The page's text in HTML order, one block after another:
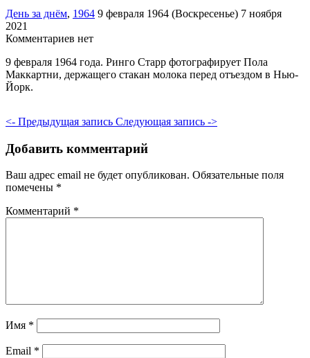
День за днём, 1964 9 февраля 1964 (Воскресенье) 7 ноября
2021
Комментариев нет
9 февраля 1964 года. Ринго Старр фотографирует Пола
Маккартни, держащего стакан молока перед отъездом в Нью-
Йорк.
<- Предыдущая запись Следующая запись ->
Добавить комментарий
Ваш адрес email не будет опубликован. Обязательные поля
помечены *
Комментарий *
Имя *
Email *